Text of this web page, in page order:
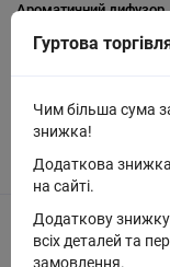
Ароматичний дифузор
маракуйя 50 мл (D-
189 грн.
Гуртова
Чим більша сума
знижка!
Додаткова знижка
на сайті.
Додаткову
всіх деталей та
замовлення.